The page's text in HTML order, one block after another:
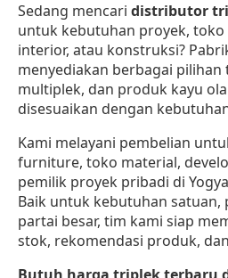
Sedang mencari distributor
untuk kebutuhan proyek,
interior, atau konstruksi?
menyediakan berbagai
multiplek, dan produk kayu
disesuaikan dengan
Kami melayani pembelian
furniture, toko material,
pemilik proyek pribadi di
Baik untuk kebutuhan satuan,
partai besar, tim kami siap
stok, rekomendasi produk,